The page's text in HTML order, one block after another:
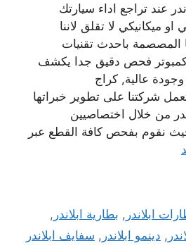
عند تراجع اداء سيارتك
ميكانيكي لا تقلق لاننا
المصصمة باحدث تقنيات
وكمبوتر فحص دقيق جدا يكشف
عالية, كراج
شركتنا على تطوير خبراتها
من خلال اختصاصيين
نقوم بفحص كافة القطع عبر
ابلاندر , بطارية ابلاندر ,
, دينمو ابلاندر , سفايف ابلاندر